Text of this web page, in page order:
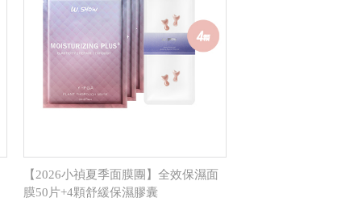
【2026小禎夏季面膜團】全效保濕面
膜50片+4顆舒緩保濕膠囊